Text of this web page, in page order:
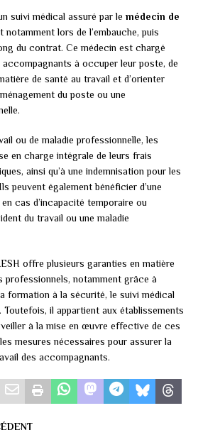
suivi médical assuré par le médecin de
notamment lors de l’embauche, puis
du contrat. Ce médecin est chargé
accompagnants à occuper leur poste, de
de santé au travail et d’orienter
du poste ou une
ou de maladie professionnelle, les
en charge intégrale de leurs frais
ainsi qu’à une indemnisation pour les
peuvent également bénéficier d’une
en cas d’incapacité temporaire ou
du travail ou une maladie
offre plusieurs garanties en matière
professionnels, notamment grâce à
formation à la sécurité, le suivi médical
il appartient aux établissements
à la mise en œuvre effective de ces
mesures nécessaires pour assurer la
des accompagnants.